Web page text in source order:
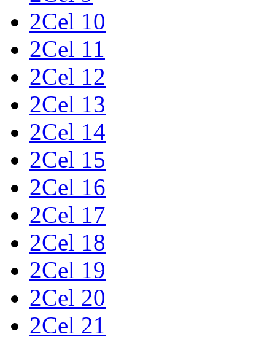
2Cel 10
2Cel 11
2Cel 12
2Cel 13
2Cel 14
2Cel 15
2Cel 16
2Cel 17
2Cel 18
2Cel 19
2Cel 20
2Cel 21